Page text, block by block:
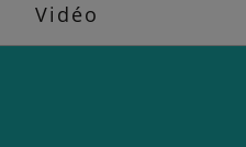
Vidéo